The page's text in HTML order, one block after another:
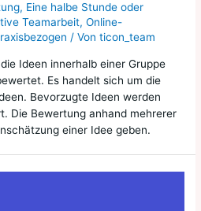
, Eine halbe Stunde oder
Teamarbeit,Online-
/ Vonticon_team
Ideen innerhalb einer Gruppe
Es handelt sich um die
Bevorzugte Ideen werden
Die Bewertung anhand mehrerer
einer Idee geben.